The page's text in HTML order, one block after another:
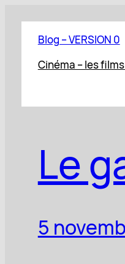
contenuBlog – VERSION 0
Cinéma – les
Le
5